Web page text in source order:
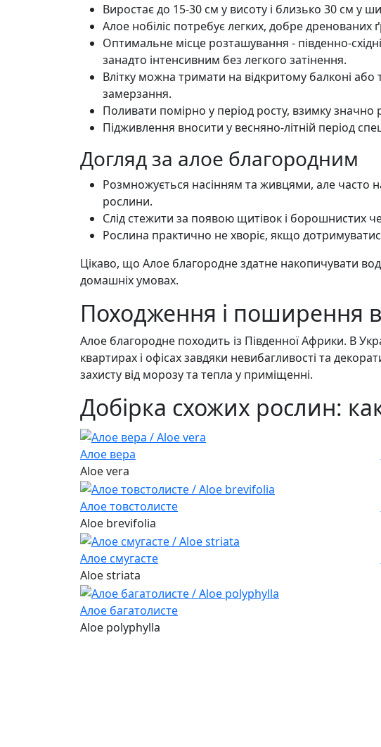
Виростає до 15-30 см у висоту і близько 30 см у
Алое нобіліс потребує легких, добре дренованих
Оптимальне місце розташування - південно-
занадто інтенсивним без легкого затінення.
Влітку можна тримати на відкритому балконі
замерзання.
Поливати помірно у період росту, взимку значно
Підживлення вносити у весняно-літній період
Догляд за алое благородним
Розмножується насінням та живцями, але часто
рослини.
Слід стежити за появою щитівок і борошнистих
Рослина практично не хворіє, якщо
Цікаво, що Алое благородне здатне накопичувати
домашніх умовах.
Походження і поширення в
Алое благородне походить із Південної Африки. В
квартирах і офісах завдяки невибагливості та
захисту від морозу та тепла у приміщенні.
Добірка схожих рослин:
Алое вера
Aloe vera
Алое товстолисте
Aloe brevifolia
Алое смугасте
Aloe striata
Алое багатолисте
Aloe polyphylla